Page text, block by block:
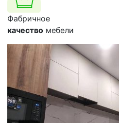
Фабричное
качество мебели